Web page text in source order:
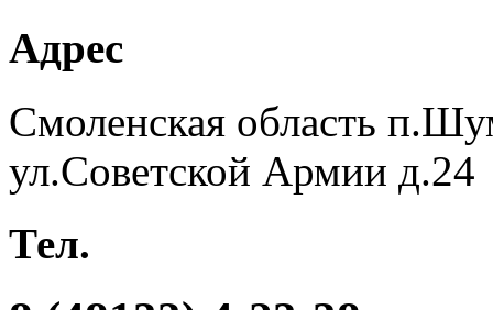
Адрес
Смоленская область
ул.Советской Армии д.24
Тел.